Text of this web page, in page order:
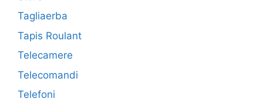
Tagliaerba
Tapis Roulant
Telecamere
Telecomandi
Telefoni